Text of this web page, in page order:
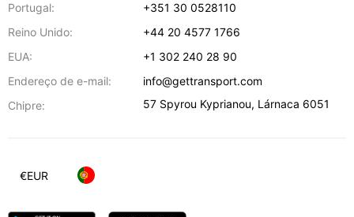
Portugal:
+351 30 0528110
Reino Unido:
+44 20 4577 1766
EUA:
+1 302 240 28 90
Endereço de e-mail:
info@gettransport.com
Chipre:
57 Spyrou Kyprianou, Lárnaca 6051
€EUR